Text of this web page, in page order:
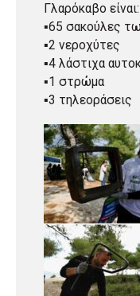
Γλαρόκαβο είναι:
▪️65 σακούλες
▪️2 νεροχύτες
▪️4 λάστιχα
▪️1 στρώμα
▪️3 τηλεοράσεις